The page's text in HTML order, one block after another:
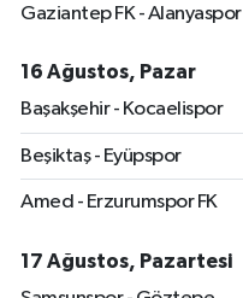
Gaziantep FK - Alanyaspor
16 Ağustos, Pazar
Başakşehir - Kocaelispor
Beşiktaş - Eyüpspor
Amed - Erzurumspor FK
17 Ağustos, Pazartesi